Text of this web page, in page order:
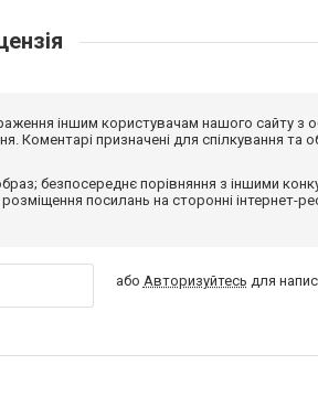
іншим користувачам нашого сайту з
Коментарі призначені для спілкування та
безпосереднє порівняння з іншими
посилань на сторонні інтернет-
або Авторизуйтесь для